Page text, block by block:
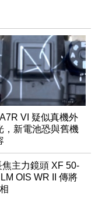
VI 疑似真機外
，新電池恐與舊機
主力鏡頭 XF 50-
OIS WR II 傳將